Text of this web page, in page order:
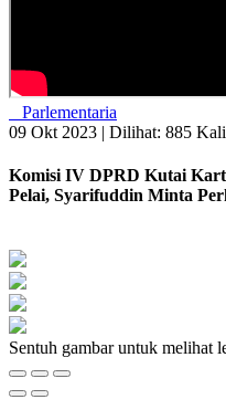
Parlementaria
09 Okt 2023 | Dilihat: 885 Kali
Komisi IV DPRD Kutai
Pelai, Syarifuddin Minta
Sentuh gambar untuk melihat